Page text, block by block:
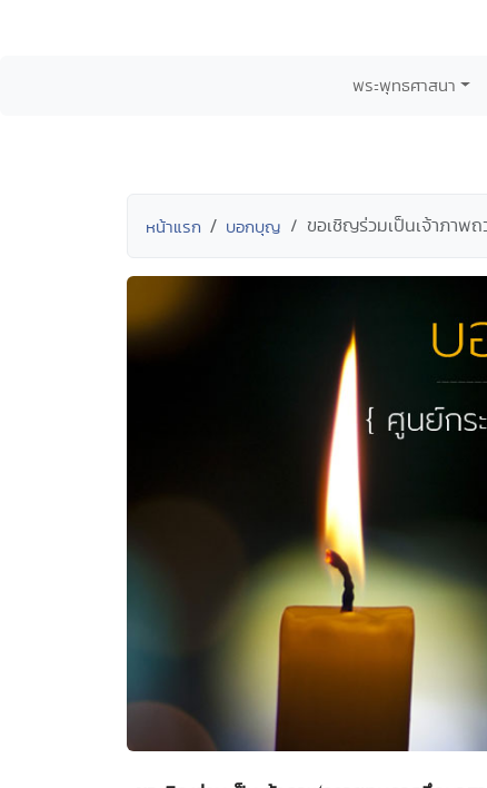
พระพุทธศาสนา
หน้าแรก บอกบุญ ขอเชิญร่วมเป็นเจ้าภาพ